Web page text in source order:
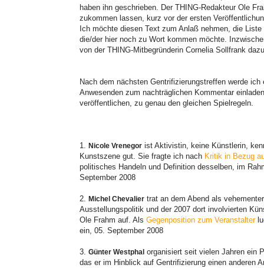
haben ihn geschrieben. Der THING-Redakteur Ole
zukommen lassen, kurz vor der ersten
Ich möchte diesen Text zum Anlaß nehmen, die
die/der hier noch zu Wort kommen möchte.
von der THING-Mitbegründerin Cornelia Sollfrank
Nach dem nächsten Gentrifizierungstreffen werde ich
Anwesenden zum nachträglichen Kommentar
veröffentlichen, zu genau den gleichen Spielregeln.
1. Nicole Vrenegor ist Aktivistin, keine Künstlerin,
Kunstszene gut. Sie fragte ich nach Kritik in Bezug
politisches Handeln und Definition desselben, im
September 2008
2. Michel Chevalier trat an dem Abend als
Ausstellungspolitik und der 2007 dort involvierten
Ole Frahm auf. Als Gegenposition zum Veranstalter
ein, 05. September 2008
3. Günter Westphal organisiert seit vielen Jahren ein
das er im Hinblick auf Gentrifizierung einen anderen